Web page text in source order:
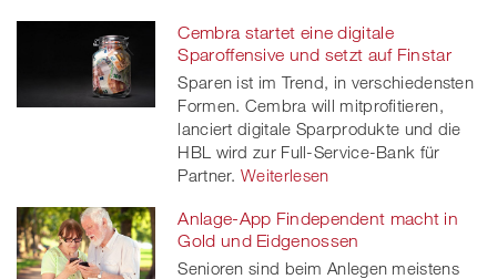
Cembra startet eine digitale
Sparoffensive und setzt auf Finstar
Sparen ist im Trend, in verschiedensten
Formen. Cembra will mitprofitieren,
lanciert digitale Sparprodukte und die
HBL wird zur Full-Service-Bank für
Partner. Weiterlesen
Anlage-App Findependent macht in
Gold und Eidgenossen
Senioren sind beim Anlegen meistens